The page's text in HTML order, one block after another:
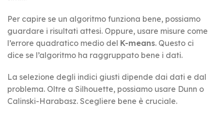
Per capire se un algoritmo funziona bene, possiamo
guardare i risultati attesi. Oppure, usare misure come
l’errore quadratico medio del K-means. Questo ci
dice se l’algoritmo ha raggruppato bene i dati.
La selezione degli indici giusti dipende dai dati e dal
problema. Oltre a Silhouette, possiamo usare Dunn o
Calinski-Harabasz. Scegliere bene è cruciale.